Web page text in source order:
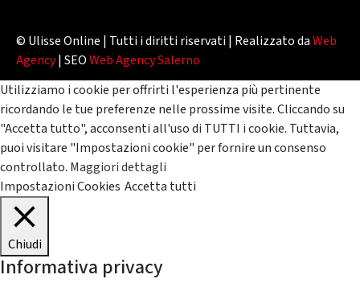
© Ulisse Online | Tutti i diritti riservati | Realizzato daWeb
Agency| SEOWeb Agency Salerno
Utilizziamo i cookie per offrirti l'esperienza più pertinente
ricordando le tue preferenze nelle prossime visite. Cliccando su
"Accetta tutto", acconsenti all'uso di TUTTI i cookie. Tuttavia,
puoi visitare "Impostazioni cookie" per fornire un consenso
controllato. Maggiori dettagli
Impostazioni Cookies Accetta tutti
Chiudi
Informativa privacy